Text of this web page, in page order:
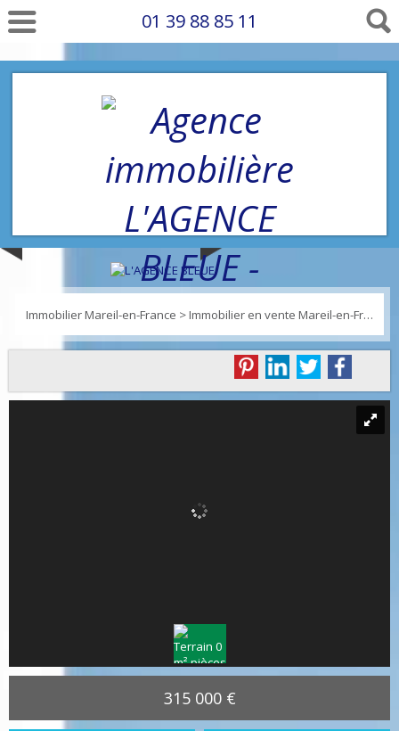
01 39 88 85 11
Immobilier Mareil-en-France >Immobilier en vente Mareil-en-France
315 000 €